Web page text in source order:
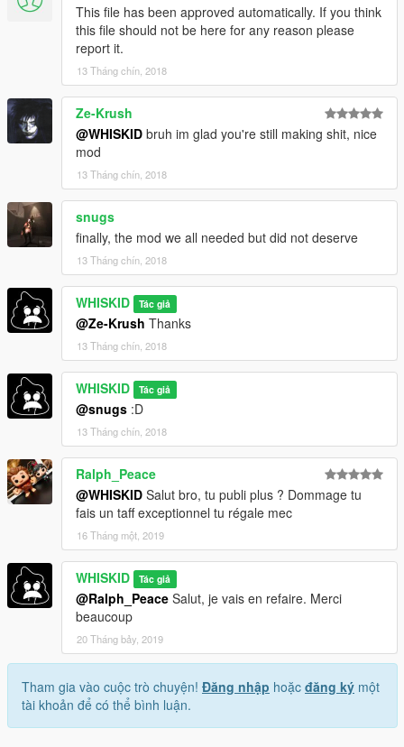
This file has been approved automatically. If you think
this file should not be here for any reason please
report it.
13 Tháng chín, 2018
Ze-Krush
@WHISKID bruh im glad you're still making shit, nice
mod
13 Tháng chín, 2018
snugs
finally, the mod we all needed but did not deserve
13 Tháng chín, 2018
WHISKID Tác giả
@Ze-Krush Thanks
13 Tháng chín, 2018
WHISKID Tác giả
@snugs :D
13 Tháng chín, 2018
Ralph_Peace
@WHISKID Salut bro, tu publi plus ? Dommage tu
fais un taff exceptionnel tu régale mec
16 Tháng một, 2019
WHISKID Tác giả
@Ralph_Peace Salut, je vais en refaire. Merci
beaucoup
20 Tháng bảy, 2019
Tham gia vào cuộc trò chuyện! Đăng nhập hoặc đăng ký một
tài khoản để có thể bình luận.